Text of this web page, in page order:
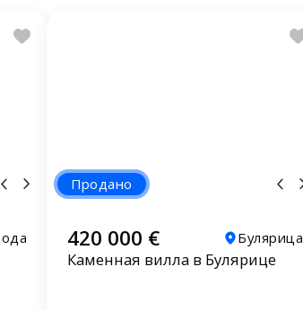
Продано
420 000 € Булярица
Каменная вилла в Булярице